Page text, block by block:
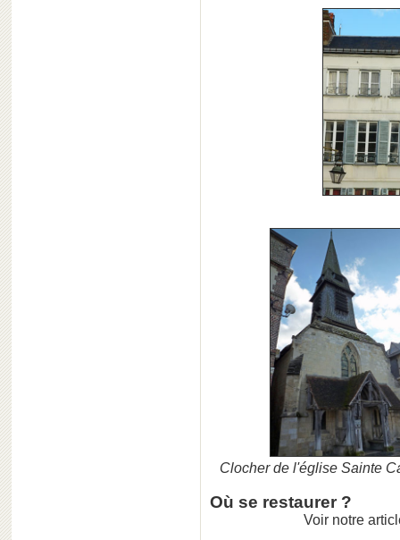
Clocher de l'église Sainte
Où se restaurer ?
Voir notre